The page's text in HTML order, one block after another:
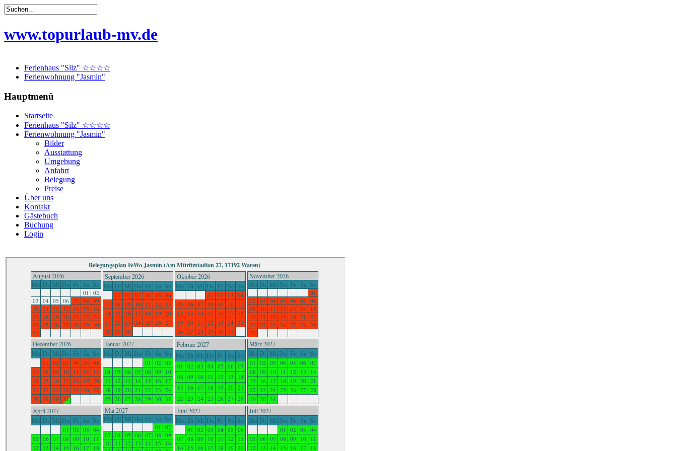
www.topurlaub-mv.de
Ferienhaus "Silz" ☆☆☆☆
Ferienwohnung "Jasmin"
Hauptmenü
Startseite
Ferienhaus "Silz" ☆☆☆☆
Ferienwohnung "Jasmin"
Bilder
Ausstattung
Umgebung
Anfahrt
Belegung
Preise
Über uns
Kontakt
Gästebuch
Buchung
Login